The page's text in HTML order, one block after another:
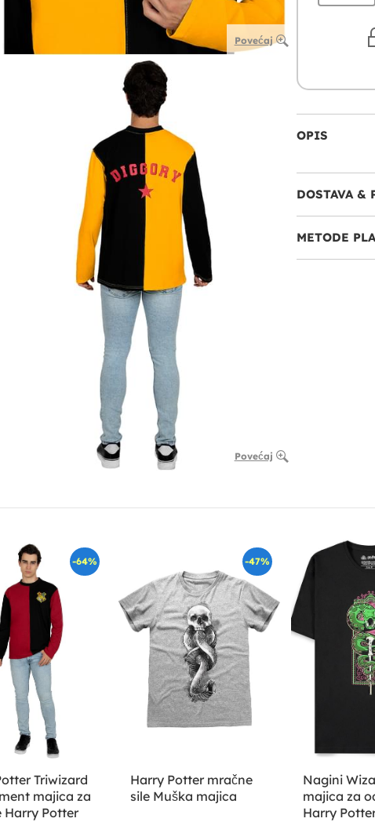
Povećaj
Povećaj
OPIS
DOSTAVA &
METODE
-64%
Triwizard
majica za
Harry Potter
-47%
Harry Potter mračne
sile Muška majica
Nagini
majica za
Harry